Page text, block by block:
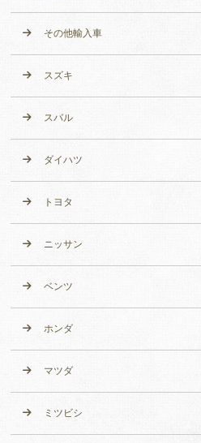
その他輸入車
スズキ
スバル
ダイハツ
トヨタ
ニッサン
ベンツ
ホンダ
マツダ
ミツビシ